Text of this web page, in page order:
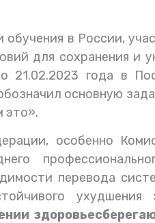
в России,
для сохранения и
21.02.2023 года в
основную
это».
особенно
перевода
ухудшения